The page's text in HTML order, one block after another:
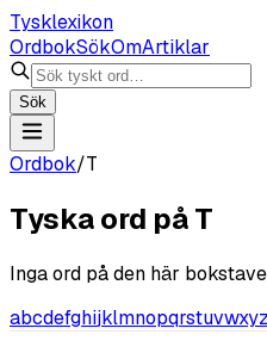
Tysklexikon
OrdbokSökOmArtiklar
Sök
Ordbok/T
Tyska ord påT
Inga ord på den här
abcdefghijklmnopqrstuvwxyz